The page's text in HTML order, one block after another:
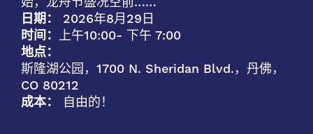
日期：
2026年8月29日
时间： 上午10:00- 下午 7:00
地点：
斯隆湖公园，1700 N. Sheridan Blvd.，丹佛，
CO 80212
成本：
自由的！